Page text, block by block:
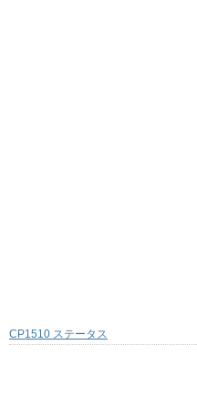
CP1510 ステータス